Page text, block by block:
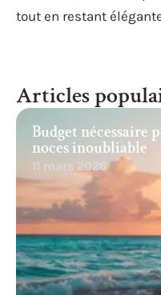
tout en restant
Articles
Budget nécessaire
noces inoubliable
11 mars 2026